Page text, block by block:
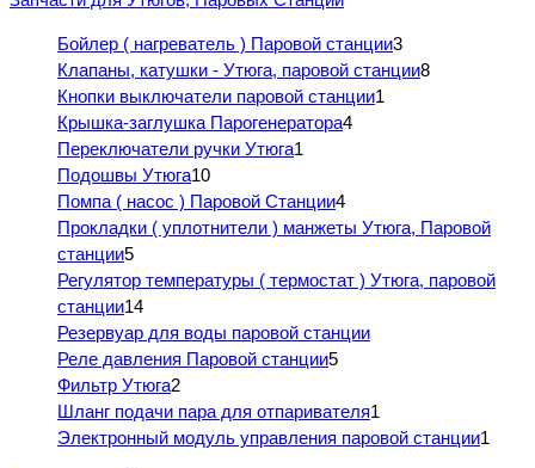
Бойлер ( нагреватель ) Паровой станции3
Клапаны, катушки - Утюга, паровой станции8
Кнопки выключатели паровой станции1
Крышка-заглушка Парогенератора4
Переключатели ручки Утюга1
Подошвы Утюга10
Помпа ( насос ) Паровой Станции4
Прокладки ( уплотнители ) манжеты Утюга, Паровой
станции5
Регулятор температуры ( термостат ) Утюга, паровой
станции14
Резервуар для воды паровой станции
Реле давления Паровой станции5
Фильтр Утюга2
Шланг подачи пара для отпаривателя1
Электронный модуль управления паровой станции1